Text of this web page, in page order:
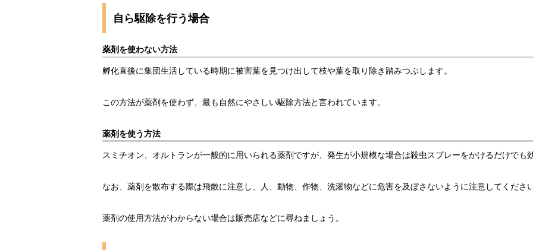
自ら駆除を行う場合
薬剤を使わない方法
孵化直後に集団生活している時期に被害葉を見つけ出して枝や葉を取り除き踏みつぶします。
この方法が薬剤を使わず、最も自然にやさしい駆除方法と言われています。
薬剤を使う方法
スミチオン、オルトランが一般的に用いられる薬剤ですが、発生が小規模な場合は殺虫スプレーをかけるだけでも
なお、薬剤を散布する際は飛散に注意し、人、動物、作物、洗濯物などに危害を及ぼさないように注意してください
薬剤の使用方法がわからない場合は販売店などに尋ねましょう。